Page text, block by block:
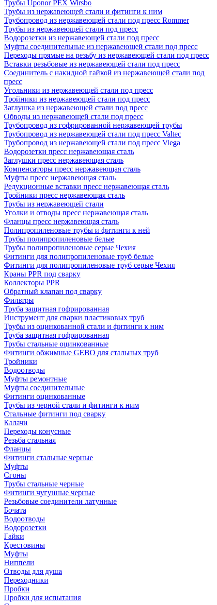
Трубы Uponor PEX Wirsbo
Трубы из нержавеющей стали и фитинги к ним
Трубопровод из нержавеющей стали под пресс Rommer
Трубы из нержавеющей стали под пресс
Водорозетки из нержавеющей стали под пресс
Муфты соединительные из нержавеющей стали под пресс
Переходы прямые на резьбу из нержавеющей стали под пресс
Вставки резьбовые из нержавеющей стали под пресс
Соединитель с накидной гайкой из нержавеющей стали под
пресс
Угольники из нержавеющей стали под пресс
Тройники из нержавеющей стали под пресс
Заглушка из нержавеющей стали под пресс
Обводы из нержавеющей стали под пресс
Трубопровод из гофрированной нержавеющей трубы
Трубопровод из нержавеющей стали под пресс Valtec
Трубопровод из нержавеющей стали под пресс Viega
Водорозетки пресс нержавеющая сталь
Заглушки пресс нержавеющая сталь
Компенсаторы пресс нержавеющая сталь
Муфты пресс нержавеющая сталь
Редукционные вставки пресс нержавеющая сталь
Тройники пресс нержавеющая сталь
Трубы из нержавеющей стали
Уголки и отводы пресс нержавеющая сталь
Фланцы пресс нержавеющая сталь
Полипропиленовые трубы и фитинги к ней
Трубы полипропиленовые белые
Трубы полипропиленовые серые Чехия
Фитинги для полипропиленовые труб белые
Фитинги для полипропиленовые труб серые Чехия
Краны PPR под сварку
Коллекторы PPR
Обратный клапан под сварку
Фильтры
Труба защитная гофрированная
Инструмент для сварки пластиковых труб
Трубы из оцинкованной стали и фитинги к ним
Труба защитная гофрированная
Трубы стальные оцинкованные
Фитинги обжимные GEBO для стальных труб
Тройники
Водоотводы
Муфты ремонтные
Муфты соединительные
Фитинги оцинкованные
Трубы из черной стали и фитинги к ним
Стальные фитинги под сварку
Калачи
Переходы конусные
Резьба стальная
Фланцы
Фитинги стальные черные
Муфты
Сгоны
Трубы стальные черные
Фитинги чугунные черные
Резьбовые соединители латунные
Бочата
Водоотводы
Водорозетки
Гайки
Крестовины
Муфты
Ниппели
Отводы для душа
Переходники
Пробки
Пробки для испытания